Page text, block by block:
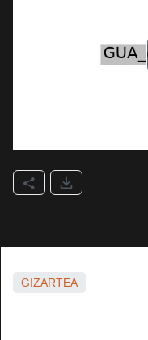
GIZARTEA